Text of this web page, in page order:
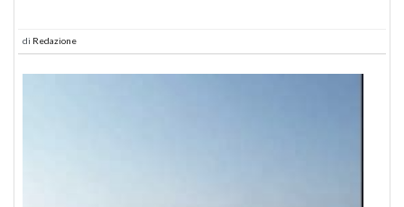
di Redazione